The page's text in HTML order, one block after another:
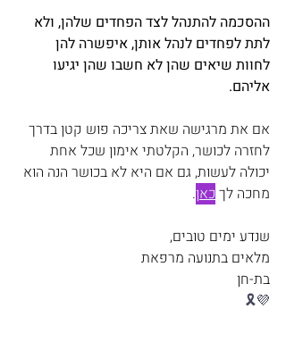
ההסכמה להתנהל לצד הפחדים שלהן, ולא
לתת לפחדים לנהל אותן, איפשרה להן
לחוות שיאים שהן לא חשבו שהן יגיעו
אליהם.
אם את מרגישה שאת צריכה פוש קטן בדרך
לחזרה לכושר, הקלטתי אימון שכל אחת
יכולה לעשות, גם אם היא לא בכושר הנה הוא
מחכה לך כאן.
שנדע ימים טובים,
מלאים בתנועה מרפאת
בת-חן
🎗️💜